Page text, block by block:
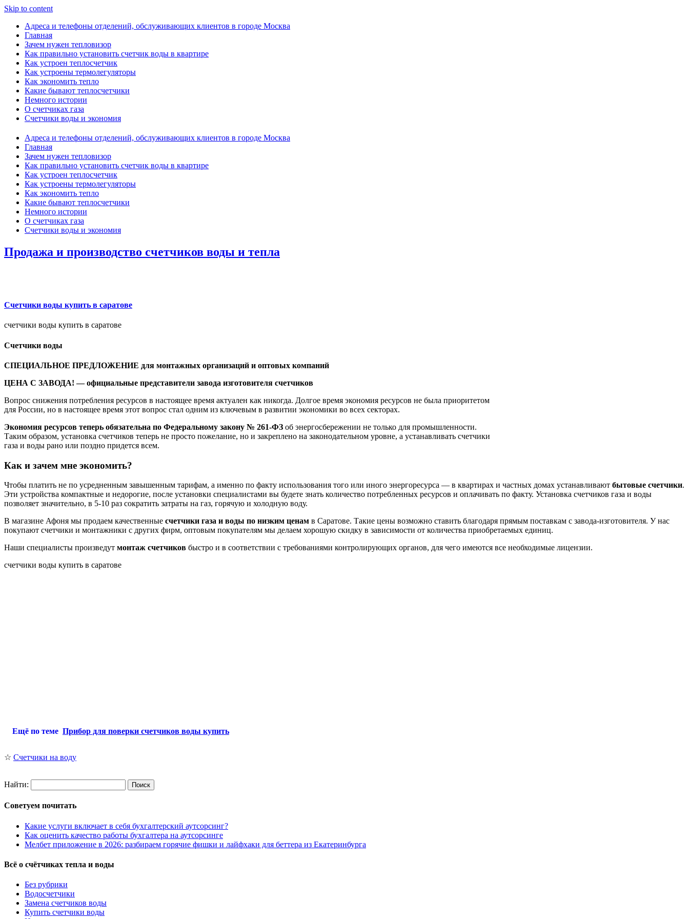
Skip to content
Адреса и телефоны отделений, обслуживающих клиентов в городе Москва
Главная
Зачем нужен тепловизор
Как правильно установить счетчик воды в квартире
Как устроен теплосчетчик
Как устроены термолегуляторы
Как экономить тепло
Какие бывают теплосчетчики
Немного истории
О счетчиках газа
Счетчики воды и экономия
Адреса и телефоны отделений, обслуживающих клиентов в городе Москва
Главная
Зачем нужен тепловизор
Как правильно установить счетчик воды в квартире
Как устроен теплосчетчик
Как устроены термолегуляторы
Как экономить тепло
Какие бывают теплосчетчики
Немного истории
О счетчиках газа
Счетчики воды и экономия
Продажа и производство счетчиков воды и тепла
Счетчики воды купить в саратове
счетчики воды купить в саратове
Счетчики воды
СПЕЦИАЛЬНОЕ ПРЕДЛОЖЕНИЕ для монтажных организаций и оптовых компаний
ЦЕНА С ЗАВОДА! — официальные представители завода изготовителя счетчиков
Вопрос снижения потребления ресурсов в настоящее время актуален как никогда. Долгое время экономия ресурсов не была приоритетом
для России, но в настоящее время этот вопрос стал одним из ключевым в развитии экономики во всех секторах.
Экономия ресурсов теперь обязательна по Федеральному закону № 261-ФЗ об энергосбережении не только для промышленности.
Таким образом, установка счетчиков теперь не просто пожелание, но и закреплено на законодательном уровне, а устанавливать счетчики
газа и воды рано или поздно придется всем.
Как и зачем мне экономить?
Чтобы платить не по усредненным завышенным тарифам, а именно по факту использования того или иного энергоресурса — в квартирах и частных домах устанавливают бытовые счетчики.
Эти устройства компактные и недорогие, после установки специалистами вы будете знать количество потребленных ресурсов и оплачивать по факту. Установка счетчиков газа и воды
позволяет значительно, в 5-10 раз сократить затраты на газ, горячую и холодную воду.
В магазине Афоня мы продаем качественные счетчики газа и воды по низким ценам в Саратове. Такие цены возможно ставить благодаря прямым поставкам с завода-изготовителя. У нас
покупают счетчики и монтажники с других фирм, оптовым покупателям мы делаем хорошую скидку в зависимости от количества приобретаемых единиц.
Наши специалисты произведут монтаж счетчиков быстро и в соответствии с требованиями контролирующих органов, для чего имеются все необходимые лицензии.
счетчики воды купить в саратове
Ещё по теме Прибор для поверки счетчиков воды купить
☆ Счетчики на воду
Найти:
Советуем почитать
Какие услуги включает в себя бухгалтерский аутсорсинг?
Как оценить качество работы бухгалтера на аутсорсинге
Мелбет приложение в 2026: разбираем горячие фишки и лайфхаки для беттера из Екатеринбурга
Всё о счётчиках тепла и воды
Без рубрики
Водосчетчики
Замена счетчиков воды
Купить счетчики воды